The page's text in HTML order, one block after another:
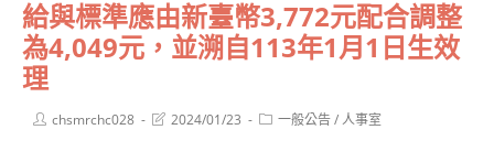
給與標準應由新臺幣3,772元配合調整
為4,049元，並溯自113年1月1日生效
理
Postchsmrchc028
Post2024/01/23
Post一般公告/人事室